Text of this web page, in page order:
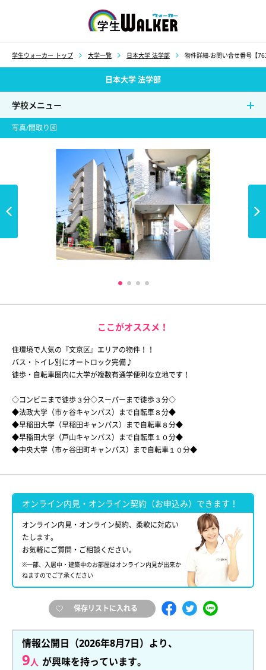
学生ウォーカー トップ 大学一覧 日本大学 法学部 物件詳細-お問い合せ番号【
日本大学 法学部
学校メニュー
写真/間取り図
ここがオススメ！
住環境で人気の『文京区』エリアの物件！！
バス・トイレ別にオートロック完備♪
徒歩・自転車圏内に大学が複数有通学便利な立地です！
◇コンビニまで徒歩３分◇スーパーまで徒歩３分◇
◆法政大学（市ヶ谷キャンパス）まで自転車８分◆
◆早稲田大学（早稲田キャンパス）まで自転車８分◆
◆早稲田大学（戸山キャンパス）まで自転車１０分◆
◆中央大学（市ヶ谷田町キャンパス）まで自転車１０分◆
オンライン内見・オンライン契約（お申込み）できます！
オンライン内見・オンライン契約、柔軟に対応い
たします。
お気軽にご質問・ご相談ください。
※一部、入居中・建築中のお部屋はオンライン内見が出来か
ねますのでご了承ください
保存リストに入れる
情報公開日（2026年8月7日）より、
9人 が興味を持っています。